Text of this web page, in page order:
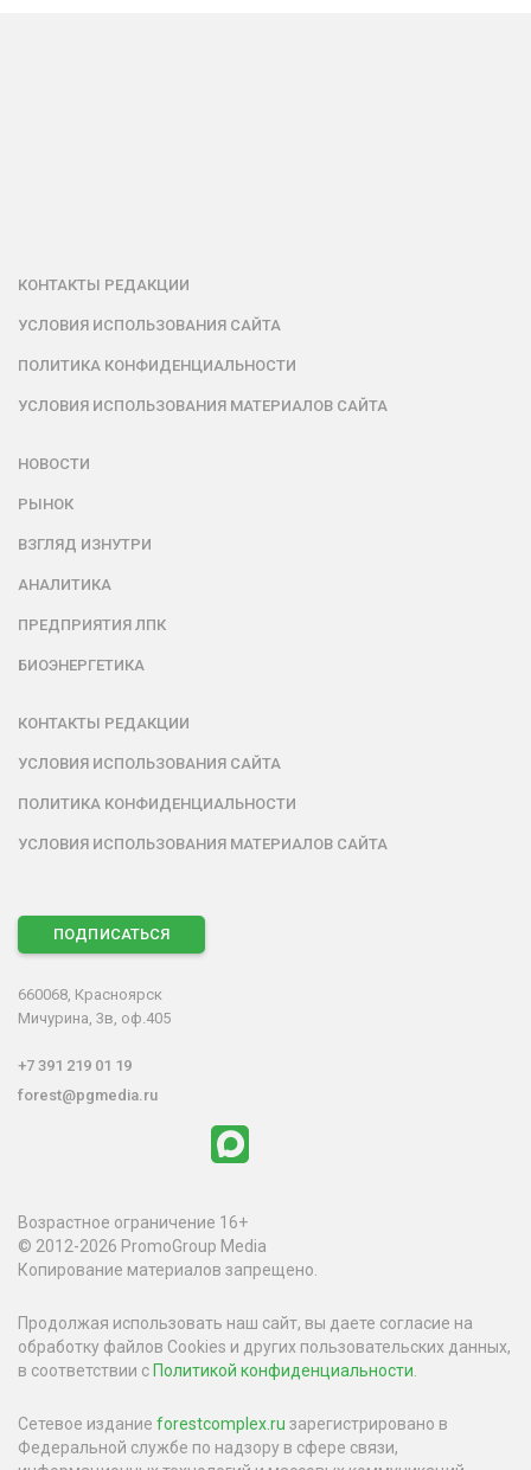
КОНТАКТЫ РЕДАКЦИИ
УСЛОВИЯ ИСПОЛЬЗОВАНИЯ САЙТА
ПОЛИТИКА КОНФИДЕНЦИАЛЬНОСТИ
УСЛОВИЯ ИСПОЛЬЗОВАНИЯ МАТЕРИАЛОВ САЙТА
НОВОСТИ
РЫНОК
ВЗГЛЯД ИЗНУТРИ
АНАЛИТИКА
ПРЕДПРИЯТИЯ ЛПК
БИОЭНЕРГЕТИКА
КОНТАКТЫ РЕДАКЦИИ
УСЛОВИЯ ИСПОЛЬЗОВАНИЯ САЙТА
ПОЛИТИКА КОНФИДЕНЦИАЛЬНОСТИ
УСЛОВИЯ ИСПОЛЬЗОВАНИЯ МАТЕРИАЛОВ САЙТА
ПОДПИСАТЬСЯ
660068, Красноярск
Мичурина, 3в, оф.405
+7 391 219 01 19
forest@pgmedia.ru
Возрастное ограничение 16+
© 2012-2026 PromoGroup Media
Копирование материалов запрещено.
Продолжая использовать наш сайт, вы даете согласие на
обработку файлов Cookies и других пользовательских данных,
в соответствии с Политикой конфиденциальности
Сетевое издание forestcomplex.ru зарегистрировано в
Федеральной службе по надзору в сфере связи,